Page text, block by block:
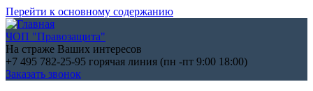
Перейти к основному содержанию
ЧОП "Правозащита"
На страже Ваших интересов
+7 495 782-25-95 горячая линия (пн -пт 9:00 18:00)
Заказать звонок